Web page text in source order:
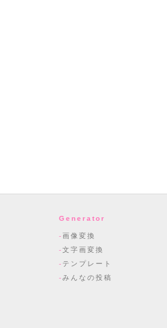
Generator
画像変換
文字画変換
テンプレート
みんなの投稿